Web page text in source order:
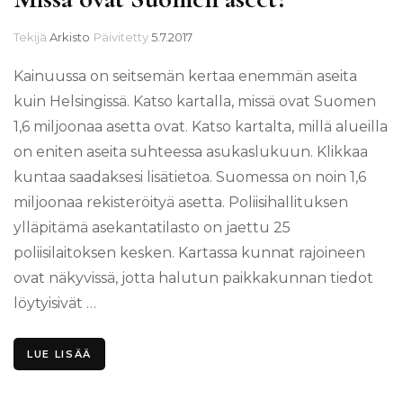
Tekijä Arkisto Päivitetty5.7.2017
Kainuussa on seitsemän kertaa enemmän aseita
kuin Helsingissä. Katso kartalla, missä ovat Suomen
1,6 miljoonaa asetta ovat. Katso kartalta, millä alueilla
on eniten aseita suhteessa asukaslukuun. Klikkaa
kuntaa saadaksesi lisätietoa. Suomessa on noin 1,6
miljoonaa rekisteröityä asetta. Poliisihallituksen
ylläpitämä asekantatilasto on jaettu 25
poliisilaitoksen kesken. Kartassa kunnat rajoineen
ovat näkyvissä, jotta halutun paikkakunnan tiedot
löytyisivät …
LUE LISÄÄ